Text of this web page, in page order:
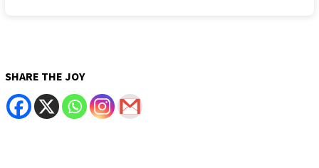
SHARE THE JOY